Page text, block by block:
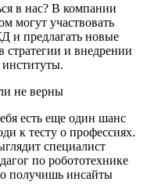
в нас? В компании
могут участвовать
и предлагать новые
и внедрении
не верны
есть еще один шанс
к тесту о профессиях.
специалист
по робототехнике
получишь инсайты